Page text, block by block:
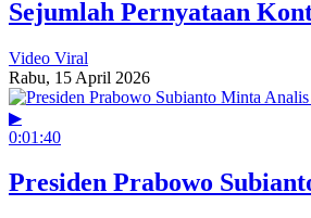
Sejumlah Pernyataan
Video Viral
Rabu, 15 April 2026
▶
0:01:40
Presiden Prabowo